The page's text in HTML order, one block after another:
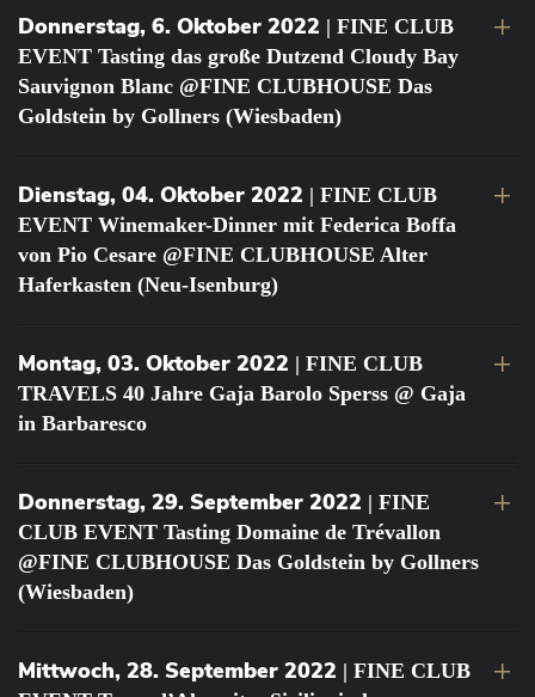
Donnerstag, 6. Oktober 2022 | FINE CLUB
EVENT Tasting das große Dutzend Cloudy Bay
Sauvignon Blanc @FINE CLUBHOUSE Das
Goldstein by Gollners (Wiesbaden)
Dienstag, 04. Oktober 2022 | FINE CLUB
EVENT Winemaker-Dinner mit Federica Boffa
von Pio Cesare @FINE CLUBHOUSE Alter
Haferkasten (Neu-Isenburg)
Montag, 03. Oktober 2022 | FINE CLUB
TRAVELS 40 Jahre Gaja Barolo Sperss @ Gaja
in Barbaresco
Donnerstag, 29. September 2022 | FINE
CLUB EVENT Tasting Domaine de Trévallon
@FINE CLUBHOUSE Das Goldstein by Gollners
(Wiesbaden)
Mittwoch, 28. September 2022 | FINE CLUB